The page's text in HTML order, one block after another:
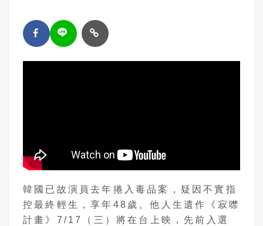
韓國已故演員去年捲入毒品案，疑因不實指
控最終輕生，享年48歲。他人生遺作《寂噤
計畫》7/17（三）將在台上映，先前入選